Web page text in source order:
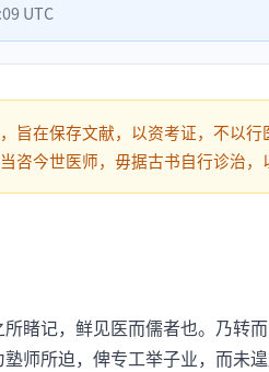
UTC
旨在保存文献，以资考证，不以
咨今世医师，毋据古书自行诊治，
记，鲜见医而儒者也。乃转而
师所迫，俾专工举子业，而未